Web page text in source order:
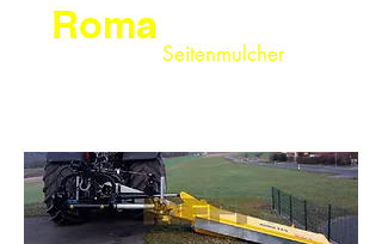
Roma
Seitenmulcher